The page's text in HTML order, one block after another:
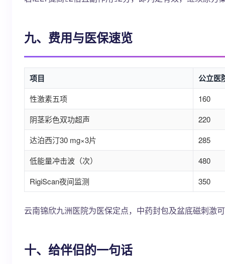
九、费用与医保速览
项目 公立医
性激素五项
160
阴茎彩色双功超声
220
达泊西汀30 mg×3片
285
低能量冲击波（次）
480
RigiScan夜间监测
350
云南锦欣九洲医院为医保定点，中药封包及盆底磁刺激
十、给伴侣的一句话